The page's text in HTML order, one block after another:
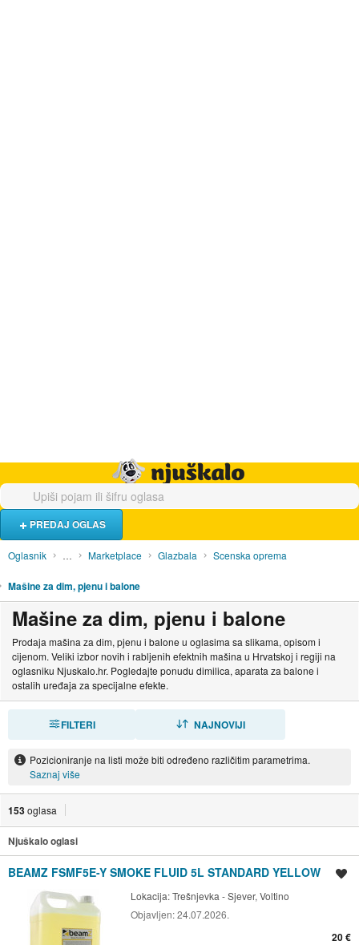
PREDAJ OGLAS
Oglasnik … Marketplace Glazbala Scenska oprema
Mašine za dim, pjenu i balone
Mašine za dim, pjenu i balone
Prodaja mašina za dim, pjenu i balone u oglasima sa slikama, opisom i
cijenom. Veliki izbor novih i rabljenih efektnih mašina u Hrvatskoj i regiji na
oglasniku Njuskalo.hr. Pogledajte ponudu dimilica, aparata za balone i
ostalih uređaja za specijalne efekte.
FILTERI NAJNOVIJI
Pozicioniranje na listi može biti određeno različitim parametrima.
Saznaj više
153oglasa
Njuškalo oglasi
BEAMZ FSMF5E-Y SMOKE FLUID 5L STANDARD YELLOW
Lokacija:Trešnjevka - Sjever, Voltino
Objavljen:24.07.2026.
20 €